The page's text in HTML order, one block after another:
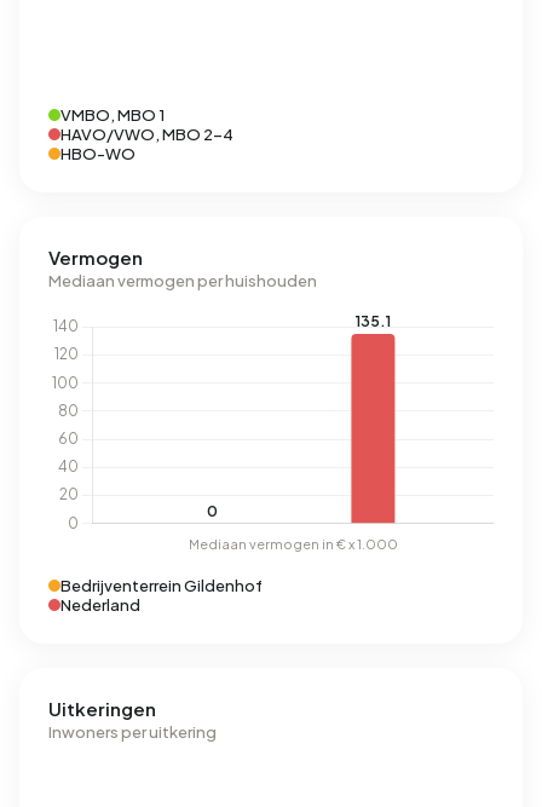
VMBO, MBO 1
HAVO/VWO, MBO 2-4
HBO-WO
Vermogen
Mediaan vermogen per huishouden
Bedrijventerrein Gildenhof
Nederland
Uitkeringen
Inwoners per uitkering